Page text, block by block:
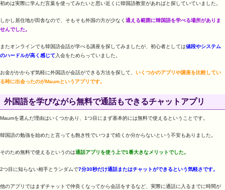
初めは実際に学んだ言葉を使ってみたいと思い近くに韓国語教室があればと探していていました。
しかし居住地が田舎なので、そもそも外国の方が少なく 通える範囲に韓国語を学べる場所がありま
せんでした。
またオンラインでも韓国語会話が学べる講座を探してみましたが、初心者としては値段やシステム
のハードルが高く感じて入会をためらっていました。
お金がかからず気軽に外国語が会話ができる方法を探して、 いくつかのアプリや講座を比較してい
る時に出会ったのがMaumというアプリです。
外国語を学びながら無料で通話もできるチャットアプリ
Maumを選んだ理由はいくつかあり、1つ目にまず基本的には無料で使えるということです。
韓国語の勉強を始めたと言っても飽き性でいつまで続くか分からないという不安もありました。
そのため無料で使えるというのは通話アプリを使う上で1番大きなメリットでした。
2つ目に知らない相手とランダムで7分30秒だけ通話またはチャットができるという気軽さです。
他のアプリではまずチャットで仲良くなってから会話をするなど、実際に通話に入るまでに時間が